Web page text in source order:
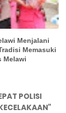
Menjalani
Memasuki
Melawi
POLISI